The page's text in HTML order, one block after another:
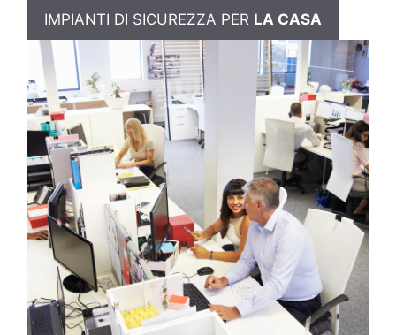
IMPIANTI DI SICUREZZA PER LA CASA